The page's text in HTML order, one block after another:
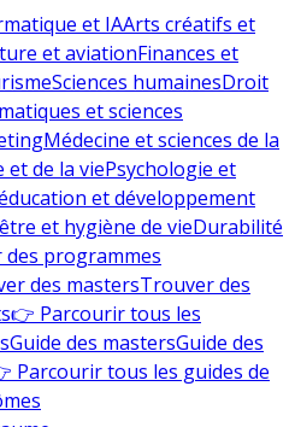
et IAArts créatifs et
et aviationFinances et
Sciences humainesDroit
et sciences
Médecine et sciences de la
et de la viePsychologie et
et développement
et hygiène de vieDurabilité
programmes
des mastersTrouver des
👉 Parcourir tous les
Guide des mastersGuide des
Parcourir tous les guides de